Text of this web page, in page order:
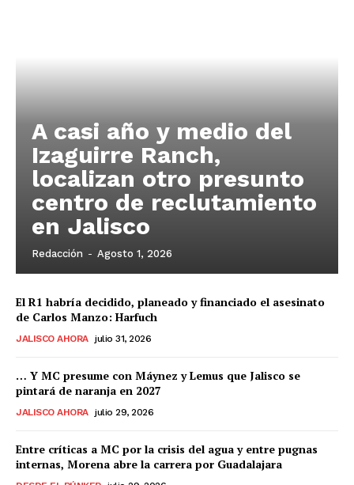
A casi año y medio del
Izaguirre Ranch,
localizan otro presunto
centro de reclutamiento
en Jalisco
Redacción - Agosto 1, 2026
El R1 habría decidido, planeado y financiado el asesinato
de Carlos Manzo: Harfuch
JALISCO AHORA julio 31, 2026
… Y MC presume con Máynez y Lemus que Jalisco se
pintará de naranja en 2027
JALISCO AHORA julio 29, 2026
Entre críticas a MC por la crisis del agua y entre pugnas
internas, Morena abre la carrera por Guadalajara